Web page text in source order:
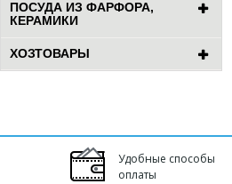
ПОСУДА ИЗ ФАРФОРА,
КЕРАМИКИ
ХОЗТОВАРЫ
Удобные способы
оплаты